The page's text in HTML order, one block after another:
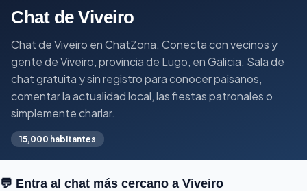
Chat de Viveiro
Chat de Viveiro en ChatZona. Conecta con vecinos y
gente de Viveiro, provincia de Lugo, en Galicia. Sala de
chat gratuita y sin registro para conocer paisanos,
comentar la actualidad local, las fiestas patronales o
simplemente charlar.
15,000 habitantes
💬 Entra al chat más cercano a Viveiro